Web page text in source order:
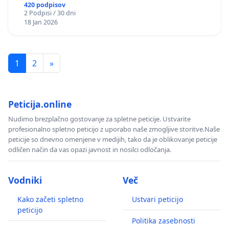
420 podpisov
2 Podpisi / 30 dni
18 Jan 2026
1 2 »
Peticija.online
Nudimo brezplačno gostovanje za spletne peticije. Ustvarite
profesionalno spletno peticijo z uporabo naše zmogljive storitve.Naše
peticije so dnevno omenjene v medijih, tako da je oblikovanje peticije
odličen način da vas opazi javnost in nosilci odločanja.
Vodniki
Kako začeti spletno
peticijo
Več
Ustvari peticijo
Politika zasebnosti